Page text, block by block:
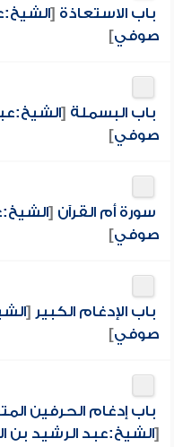
باب الاستعاذة [
صوفي]
باب البسملة [
صوفي]
سورة أم القرآن [
صوفي]
باب الإدغام الكبير [
صوفي]
باب إدغام الحرفين
[الشيخ:عبد الرشيد